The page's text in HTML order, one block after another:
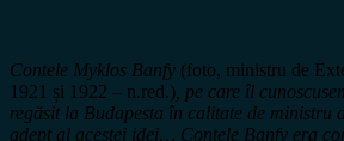
Contele Myklos Banfy (foto, ministru de
1921 și 1922 – n.red.) , pe care îl
regăsit la Budapesta în calitate de ministru
adept al acestei idei… Contele Banfy era